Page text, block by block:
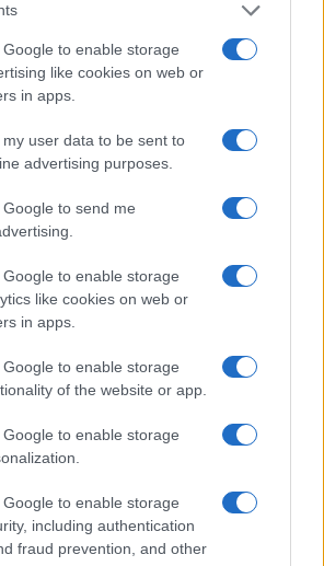
to enable storage
like cookies on web or
in apps.
user data to be sent to
advertising purposes.
to send me
to enable storage
like cookies on web or
in apps.
to enable storage
of the website or app.
to enable storage
to enable storage
including authentication
fraud prevention, and other